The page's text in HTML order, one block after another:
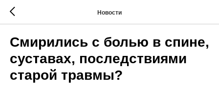
Новости
Смирились с болью в спине,
суставах, последствиями
старой травмы?